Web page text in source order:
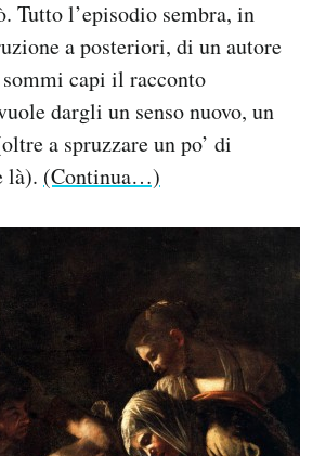
Tutto l’episodio sembra, in
a posteriori, di un autore
sommi capi il racconto
dargli un senso nuovo, un
a spruzzare un po’ di
là). (Continua…)